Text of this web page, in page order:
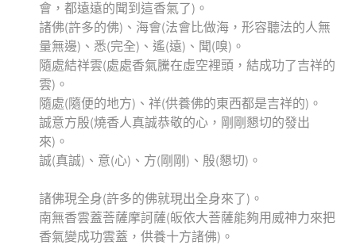
會，都遠遠的聞到這香氣了)。
諸佛(許多的佛)、海會(法會比做海，形容聽法的人無
量無邊)、悉(完全)、遙(遠)、聞(嗅)。
隨處結祥雲(處處香氣騰在虛空裡頭，結成功了吉祥的
雲)。
隨處(隨便的地方)、祥(供養佛的東西都是吉祥的)。
誠意方殷(燒香人真誠恭敬的心，剛剛懇切的發出
來)。
誠(真誠)、意(心)、方(剛剛)、殷(懇切)。
諸佛現全身(許多的佛就現出全身來了)。
南無香雲蓋菩薩摩訶薩(皈依大菩薩能夠用威神力來把
香氣變成功雲蓋，供養十方諸佛)。